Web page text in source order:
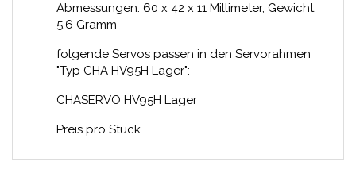
Abmessungen: 60 x 42 x 11 Millimeter, Gewicht:
5,6 Gramm
folgende Servos passen in den Servorahmen
"Typ CHA HV95H Lager":
CHASERVO HV95H Lager
Preis pro Stück